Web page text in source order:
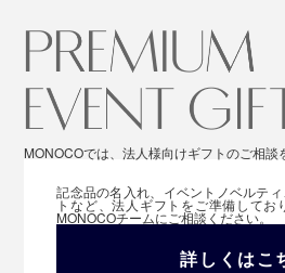
MONOCOでは、法人様向けギフトのご相談
記念品の名入れ、イベントノベルテ
トなど、法人ギフトをご準備してお
MONOCOチームにご相談ください。
詳しくはこ